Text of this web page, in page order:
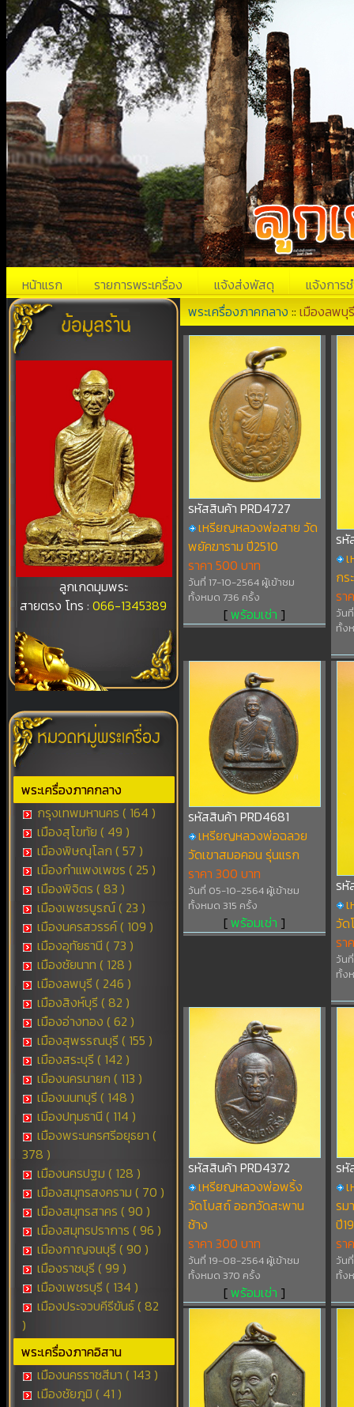
หน้าแรก รายการพระเครื่อง แจ้งส่งพัสดุ แจ้งการช
ลูกเกดมุมพระ
สายตรง โทร :066-1345389
พระเครื่องภาคกลาง
กรุงเทพมหานคร ( 164 )
เมืองสุโขทัย ( 49 )
เมืองพิษณุโลก ( 57 )
เมืองกำแพงเพชร ( 25 )
เมืองพิจิตร ( 83 )
เมืองเพชรบูรณ์ ( 23 )
เมืองนครสวรรค์ ( 109 )
เมืองอุทัยธานี ( 73 )
เมืองชัยนาท ( 128 )
เมืองลพบุรี ( 246 )
เมืองสิงห์บุรี ( 82 )
เมืองอ่างทอง ( 62 )
เมืองสุพรรณบุรี ( 155 )
เมืองสระบุรี ( 142 )
เมืองนครนายก ( 113 )
เมืองนนทบุรี ( 148 )
เมืองปทุมธานี ( 114 )
เมืองพระนครศรีอยุธยา (
378 )
เมืองนครปฐม ( 128 )
เมืองสมุทรสงคราม ( 70 )
เมืองสมุทรสาคร ( 90 )
เมืองสมุทรปราการ ( 96 )
เมืองกาญจนบุรี ( 90 )
เมืองราชบุรี ( 99 )
เมืองเพชรบุรี ( 134 )
เมืองประจวบคีรีขันธ์ ( 82
)
พระเครื่องภาคอิสาน
เมืองนครราชสีมา ( 143 )
เมืองชัยภูมิ ( 41 )
พระเครื่องภาคกลาง ::เมืองลพบุรี
รหัสสินค้า PRD4727
เหรียญหลวงพ่อสาย วัด
พยัคฆาราม ปี2510
ราคา 500 บาท
วันที่ 17-10-2564 ผู้เข้าชม
ทั้งหมด 736 ครั้ง
[พร้อมเช่า ]
รหั
กร
รา
วัน
ทั้ง
รหัสสินค้า PRD4681
เหรียญหลวงพ่อฉลวย
วัดเขาสมอคอน รุ่นแรก
ราคา 300 บาท
วันที่ 05-10-2564 ผู้เข้าชม
ทั้งหมด 315 ครั้ง
[พร้อมเช่า ]
รหั
วัด
รา
วัน
ทั้ง
รหัสสินค้า PRD4372
เหรียญหลวงพ่อพริ้ง
วัดโบสถ์ ออกวัดสะพาน
ช้าง
ราคา 300 บาท
วันที่ 19-08-2564 ผู้เข้าชม
ทั้งหมด 370 ครั้ง
[พร้อมเช่า ]
รหั
รม
ปี19
รา
วัน
ทั้ง